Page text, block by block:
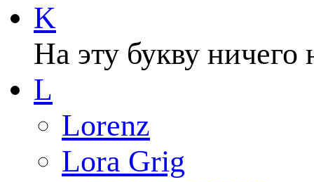
K
На эту букву ничего
L
Lorenz
Lora Grig